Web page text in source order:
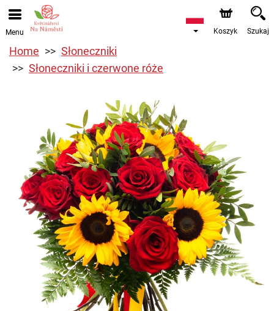
Menu Koszyk Szukaj
Home
Słoneczniki
Słoneczniki i czerwone róże